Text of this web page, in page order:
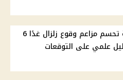
البحوث الفلكية تحسم مزاعم وقوع زلزال غدًا 6
علمي على التوقعات